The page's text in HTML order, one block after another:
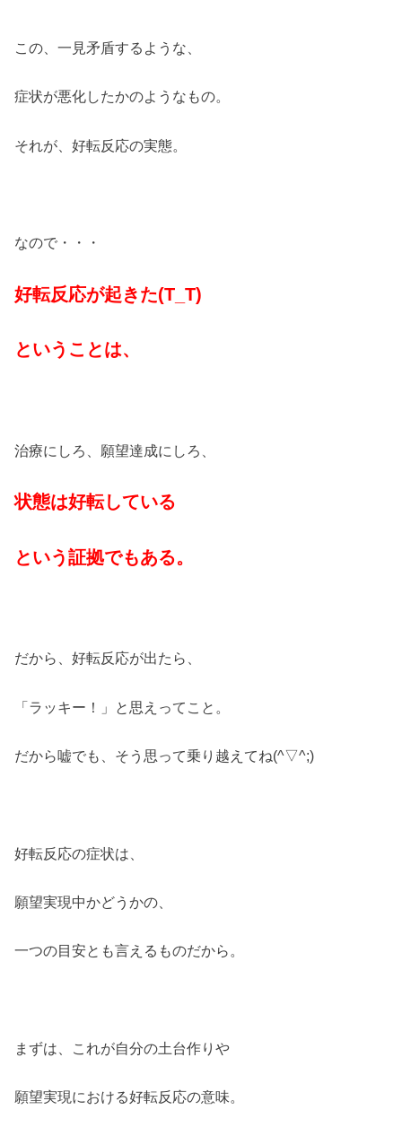
この、一見矛盾するような、
症状が悪化したかのようなもの。
それが、好転反応の実態。
なので・・・
好転反応が起きた(T_T)
ということは、
治療にしろ、願望達成にしろ、
状態は好転している
という証拠でもある。
だから、好転反応が出たら、
「ラッキー！」と思えってこと。
だから嘘でも、そう思って乗り越えてね(^▽^;)
好転反応の症状は、
願望実現中かどうかの、
一つの目安とも言えるものだから。
まずは、これが自分の土台作りや
願望実現における好転反応の意味。